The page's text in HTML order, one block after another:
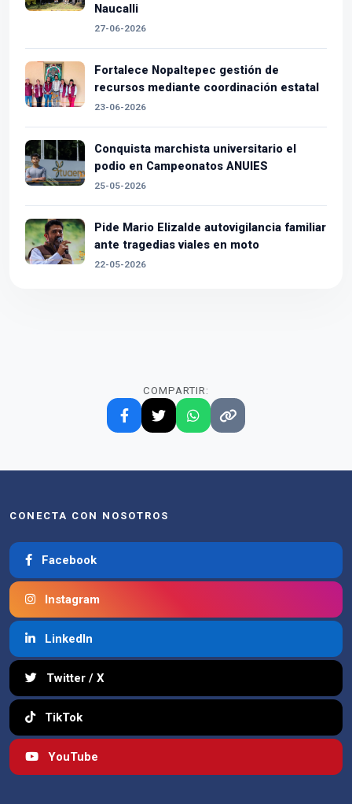
Naucalli
27-06-2026
Fortalece Nopaltepec gestión de
recursos mediante coordinación estatal
23-06-2026
Conquista marchista universitario el
podio en Campeonatos ANUIES
25-05-2026
Pide Mario Elizalde autovigilancia familiar
ante tragedias viales en moto
22-05-2026
COMPARTIR:
CONECTA CON NOSOTROS
Facebook
Instagram
LinkedIn
Twitter / X
TikTok
YouTube